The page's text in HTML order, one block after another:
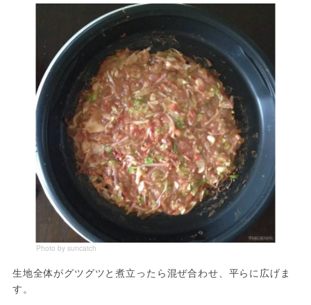
Photo by suncatch
生地全体がグツグツと煮立ったら混ぜ合わせ、平らに広げま
す。